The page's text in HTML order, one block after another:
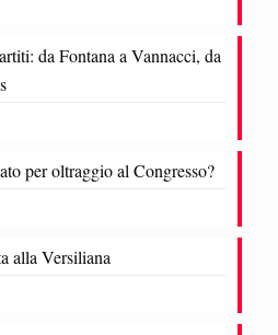
da Fontana a Vannacci, da
per oltraggio al Congresso?
alla Versiliana